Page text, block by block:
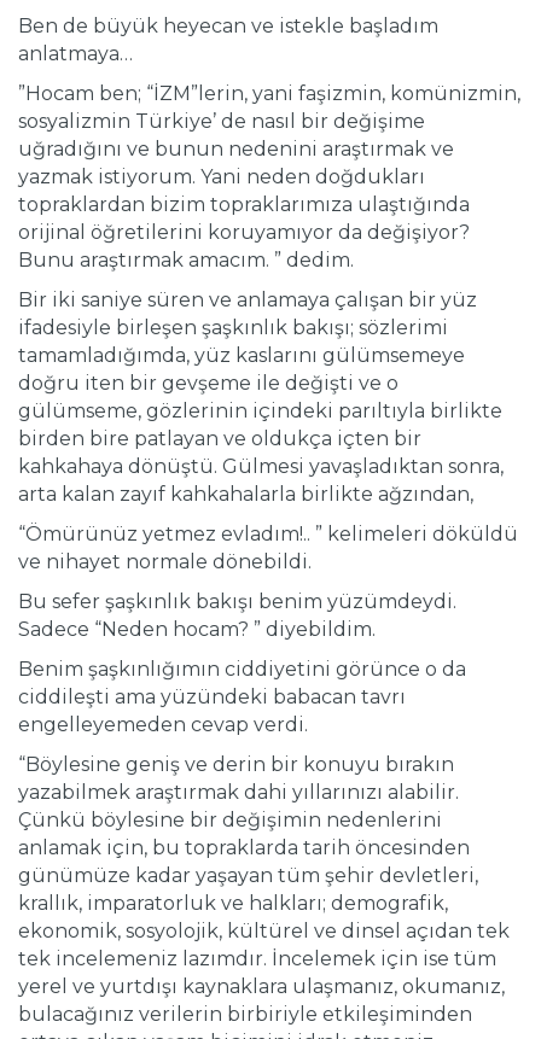
Ben de büyük heyecan ve istekle başladım
anlatmaya…
”Hocam ben; “İZM”lerin, yani faşizmin, komünizmin,
sosyalizmin Türkiye’ de nasıl bir değişime
uğradığını ve bunun nedenini araştırmak ve
yazmak istiyorum. Yani neden doğdukları
topraklardan bizim topraklarımıza ulaştığında
orijinal öğretilerini koruyamıyor da değişiyor?
Bunu araştırmak amacım. ” dedim.
Bir iki saniye süren ve anlamaya çalışan bir yüz
ifadesiyle birleşen şaşkınlık bakışı; sözlerimi
tamamladığımda, yüz kaslarını gülümsemeye
doğru iten bir gevşeme ile değişti ve o
gülümseme, gözlerinin içindeki parıltıyla birlikte
birden bire patlayan ve oldukça içten bir
kahkahaya dönüştü. Gülmesi yavaşladıktan sonra,
arta kalan zayıf kahkahalarla birlikte ağzından,
“Ömürünüz yetmez evladım!.. ” kelimeleri döküldü
ve nihayet normale dönebildi.
Bu sefer şaşkınlık bakışı benim yüzümdeydi.
Sadece “Neden hocam? ” diyebildim.
Benim şaşkınlığımın ciddiyetini görünce o da
ciddileşti ama yüzündeki babacan tavrı
engelleyemeden cevap verdi.
“Böylesine geniş ve derin bir konuyu bırakın
yazabilmek araştırmak dahi yıllarınızı alabilir.
Çünkü böylesine bir değişimin nedenlerini
anlamak için, bu topraklarda tarih öncesinden
günümüze kadar yaşayan tüm şehir devletleri,
krallık, imparatorluk ve halkları; demografik,
ekonomik, sosyolojik, kültürel ve dinsel açıdan tek
tek incelemeniz lazımdır. İncelemek için ise tüm
yerel ve yurtdışı kaynaklara ulaşmanız, okumanız,
bulacağınız verilerin birbiriyle etkileşiminden